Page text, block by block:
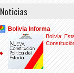
Noticias
Bolivia Informa
Bolivia: